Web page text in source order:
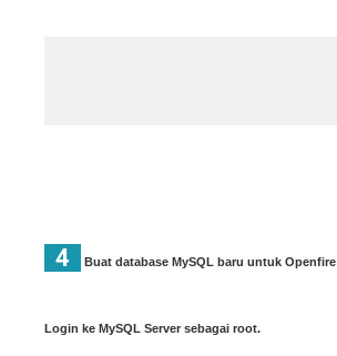
4 Buat database MySQL baru untuk Openfire
Login ke MySQL Server sebagai root.